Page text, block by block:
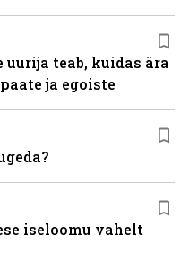
teab, kuidas ära
ja egoiste
iseloomu vahelt